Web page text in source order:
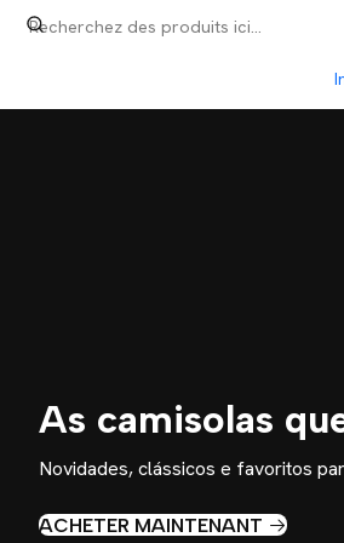
As camisolas
Novidades, clássicos e favoritos
ACHETER MAINTENANT